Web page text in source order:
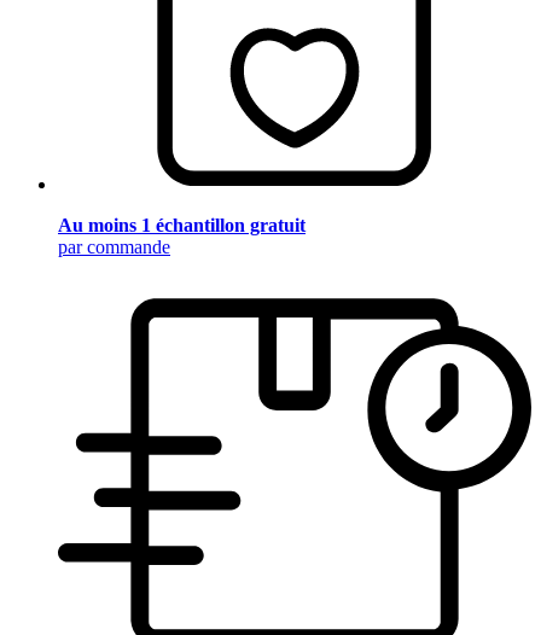
Au moins 1 échantillon gratuit
par commande